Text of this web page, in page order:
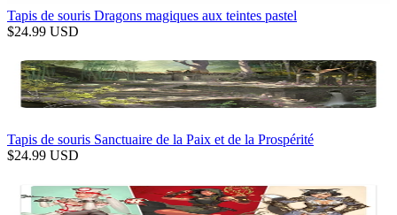
Tapis de souris Dragons magiques aux teintes pastel
$24.99 USD
Tapis de souris Sanctuaire de la Paix et de la Prospérité
$24.99 USD